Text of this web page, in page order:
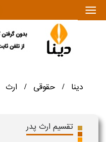
|||
دینا / حقوقی / ارث
تقسیم ارث پدر